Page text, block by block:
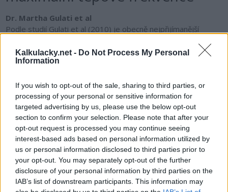
Kalkulacky.net - Do Not Process My Personal
Information
If you wish to opt-out of the sale, sharing to third parties, or
processing of your personal or sensitive information for
targeted advertising by us, please use the below opt-out
section to confirm your selection. Please note that after your
opt-out request is processed you may continue seeing
interest-based ads based on personal information utilized by
us or personal information disclosed to third parties prior to
your opt-out. You may separately opt-out of the further
disclosure of your personal information by third parties on the
IAB’s list of downstream participants. This information may
Dr. Martha Gulati et al
Podle studií Gulati et al (2010) je obecně nejpřijímanější
muže, a proto je jeho hodnota pro ženy příliš vysoká. Studie
změřila maximální tepovou frekvenci 5 437 ženám a výsledky
pomocí vzorce 206 - (0,88).
Londeree and Moeschberger
Podle studií uskutečněných University of Missouri-Columbia
(1982) se maximální tepová frekvence často mění s věkem,
avšak ne lineárně. Na základě výsledků byl vytvořen vzorec
206,3 - (0,711 x věk).
Pro měření maximální tepové frekvence aktivně trénujících
sportovců se používají následující vzorce. Vzorce byly